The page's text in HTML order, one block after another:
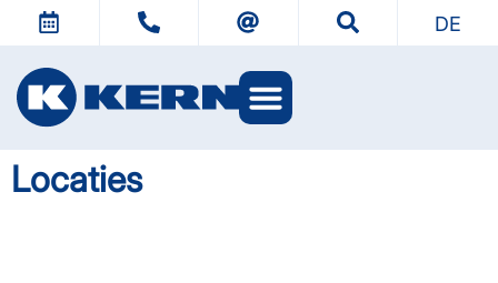
DE
Locaties